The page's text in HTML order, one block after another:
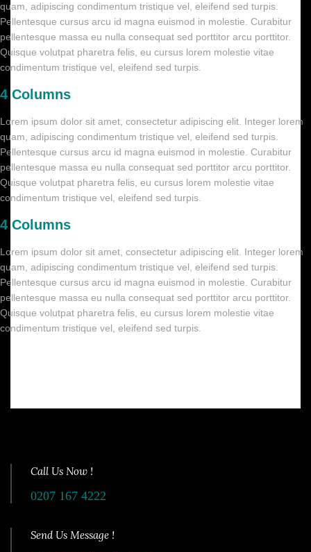
quam, adipiscing condimentum tristique vel, eleifend sed turpis.
Pellentesque cursus arcu id magna euismod in molestie. Curabitur
pellentesque massa eu nulla consequat sed porttitor arcu porttitor.
Quisque volutpat pharetra felis, eu cursus lorem molestie vitae
condimentum tristique vel, eleifend sed turpis.
4 Columns
Lorem ipsum dolor sit amet, consectetur adipiscing elit. Integer lorem
quam, adipiscing condimentum tristique vel, eleifend sed turpis.
Pellentesque cursus arcu id magna euismod in molestie. Curabitur
pellentesque massa eu nulla consequat sed porttitor arcu porttitor.
Quisque volutpat pharetra felis, eu cursus lorem molestie vitae
condimentum tristique vel, eleifend sed turpis.
4 Columns
Lorem ipsum dolor sit amet, consectetur adipiscing elit. Integer lorem
quam, adipiscing condimentum tristique vel, eleifend sed turpis.
Pellentesque cursus arcu id magna euismod in molestie. Curabitur
pellentesque massa eu nulla consequat sed porttitor arcu porttitor.
Quisque volutpat pharetra felis, eu cursus lorem molestie vitae
condimentum tristique vel, eleifend sed turpis.
Call Us Now !
0207 167 4222
Send Us Message !